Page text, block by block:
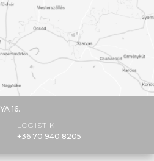
16.
LOGISTIK
+36 70 940 8205